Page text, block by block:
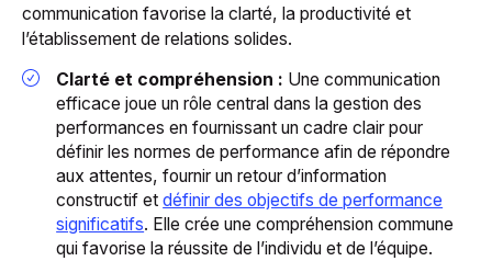
communication favorise la clarté, la productivité et
l’établissement de relations solides.
Clarté et compréhension : Une communication
efficace joue un rôle central dans la gestion des
performances en fournissant un cadre clair pour
définir les normes de performance afin de répondre
aux attentes, fournir un retour d’information
constructif etdéfinir des objectifs de performance
significatifs. Elle crée une compréhension commune
qui favorise la réussite de l’individu et de l’équipe.